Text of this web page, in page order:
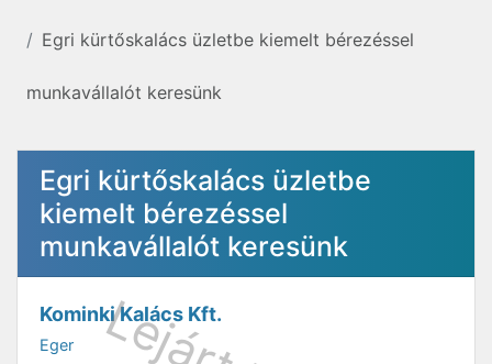
Egri kürtőskalács üzletbe kiemelt bérezéssel
munkavállalót keresünk
Egri kürtőskalács üzletbe
kiemelt bérezéssel
munkavállalót keresünk
Kominki Kalács Kft.
Eger